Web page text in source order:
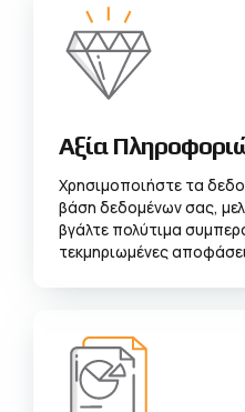
Αξία
Χρησιμοποιήστε τα
βάση δεδομένων σας,
βγάλτε πολύτιμα
τεκμηριωμένες